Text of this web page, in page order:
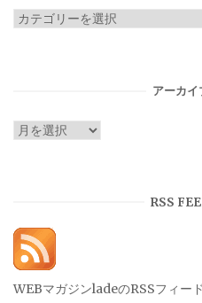
カ
アーカイ
ア
RSS
WEBマガジンladeのRSSフィー